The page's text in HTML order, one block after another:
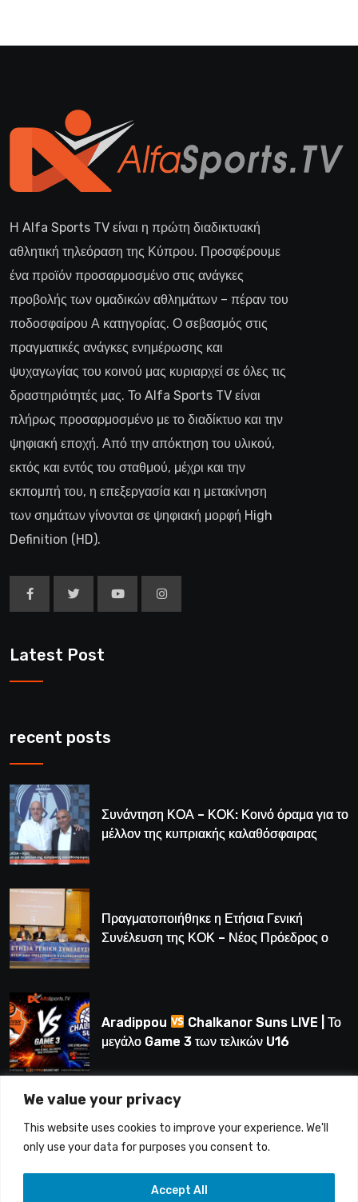
We value your privacy
This website uses cookies to improve your experience. We'll
only use your data for purposes you consent to.
Accept All
Η Alfa Sports TV είναι η πρώτη διαδικτυακή
αθλητική τηλεόραση της Κύπρου. Προσφέρουμε
ένα προϊόν προσαρμοσμένο στις ανάγκες
προβολής των ομαδικών αθλημάτων – πέραν του
ποδοσφαίρου Α κατηγορίας. Ο σεβασμός στις
πραγματικές ανάγκες ενημέρωσης και
ψυχαγωγίας του κοινού μας κυριαρχεί σε όλες τις
δραστηριότητές μας. Το Alfa Sports TV είναι
πλήρως προσαρμοσμένο με το διαδίκτυο και την
ψηφιακή εποχή. Από την απόκτηση του υλικού,
εκτός και εντός του σταθμού, μέχρι και την
εκπομπή του, η επεξεργασία και η μετακίνηση
των σημάτων γίνονται σε ψηφιακή μορφή High
Definition (HD).
Latest Post
recent posts
Συνάντηση ΚΟΑ – ΚΟΚ: Κοινό όραμα για το
μέλλον της κυπριακής καλαθόσφαιρας
Πραγματοποιήθηκε η Ετήσια Γενική
Συνέλευση της ΚΟΚ – Νέος Πρόεδρος ο
Aradippou
Chalkanor Suns LIVE | Το
μεγάλο Game 3 των τελικών U16
LIVE | Ύδρα Ασφαλιστική ΕΝΑΔ vs
Άτλαντας Πάφου